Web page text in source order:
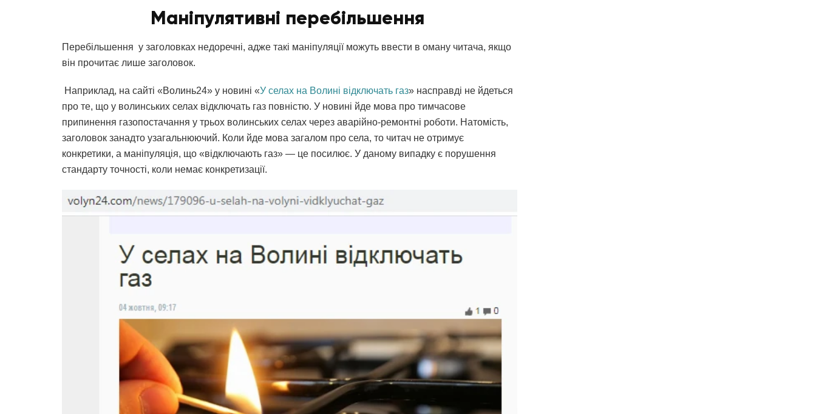
Маніпулятивні перебільшення
Перебільшення у заголовках недоречні, адже такі маніпуляції можуть ввести в оману читача, якщо
він прочитає лише заголовок.
Наприклад, на cайті «Волинь24» у новині «У селах на Волині відключать газ» насправді не йдеться
про те, що у волинських селах відключать газ повністю. У новині йде мова про тимчасове
припинення газопостачання у трьох волинських селах через аварійно-ремонтні роботи. Натомість,
заголовок занадто узагальнюючий. Коли йде мова загалом про села, то читач не отримує
конкретики, а маніпуляція, що «відключають газ» — це посилює. У даному випадку є порушення
стандарту точності, коли немає конкретизації.